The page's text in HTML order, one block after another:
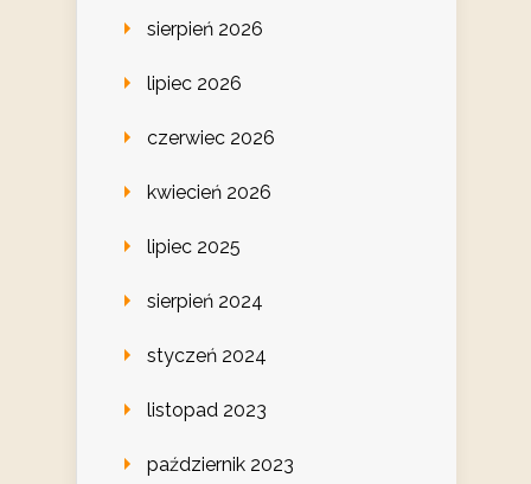
sierpień 2026
lipiec 2026
czerwiec 2026
kwiecień 2026
lipiec 2025
sierpień 2024
styczeń 2024
listopad 2023
październik 2023